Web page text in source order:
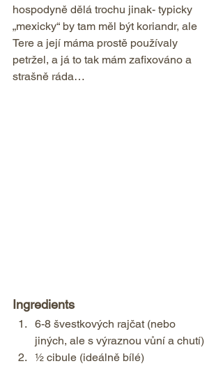
hospodyně dělá trochu jinak- typicky
„mexicky“ by tam měl být koriandr, ale
Tere a její máma prostě používaly
petržel, a já to tak mám zafixováno a
strašně ráda…
Ingredients
6-8 švestkových rajčat (nebo
jiných, ale s výraznou vůní a chutí)
½ cibule (ideálně bílé)